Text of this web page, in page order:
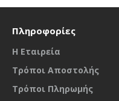
Πληροφορίες
Η Εταιρεία
Τρόποι Αποστολής
Τρόποι Πληρωμής